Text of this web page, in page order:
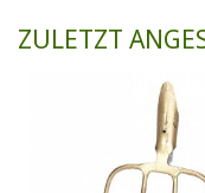
ZULETZT